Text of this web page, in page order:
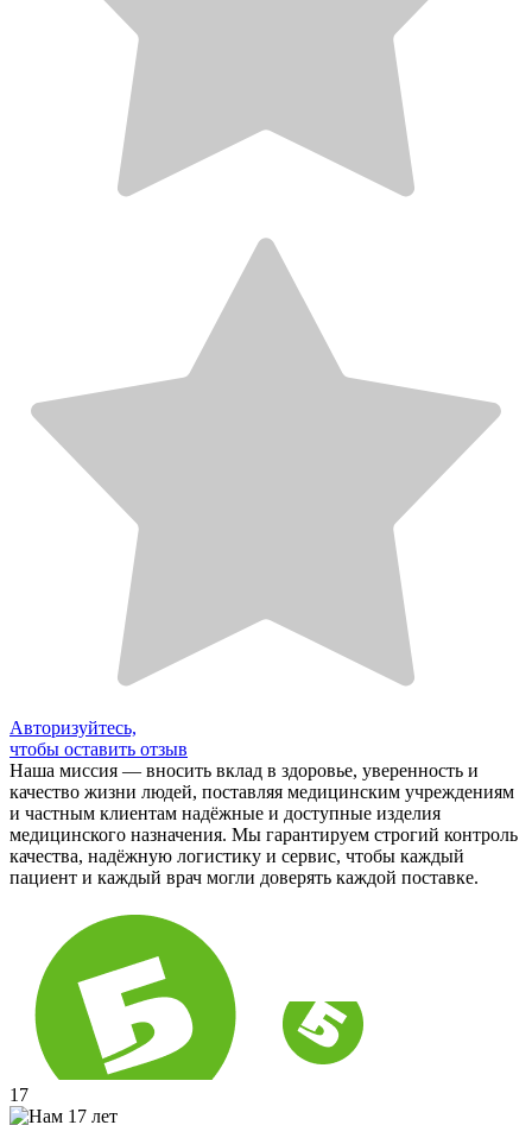
Авторизуйтесь,
чтобы оставить отзыв
Наша миссия — вносить вклад в здоровье, уверенность и
качество жизни людей, поставляя медицинским учреждениям
и частным клиентам надёжные и доступные изделия
медицинского назначения. Мы гарантируем строгий контроль
качества, надёжную логистику и сервис, чтобы каждый
пациент и каждый врач могли доверять каждой поставке.
17